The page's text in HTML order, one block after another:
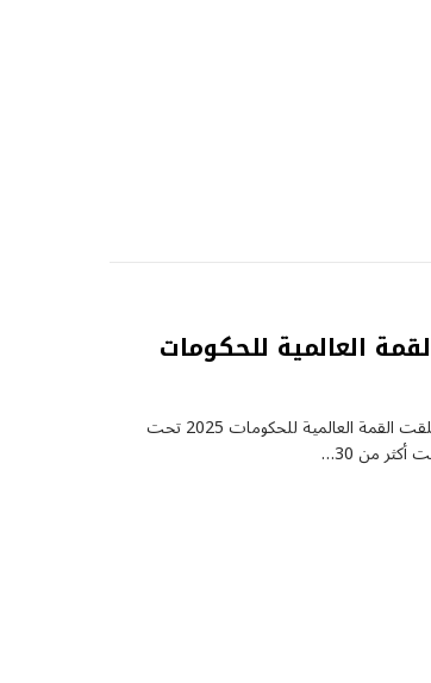
من القمة العالمية للحكومات
من قلب دبي.. حيث تتلاقى العقول لتصوغ ملامح المستقبل، انطلقت القمة العالمية للحكومات 2025 تحت
من 30…